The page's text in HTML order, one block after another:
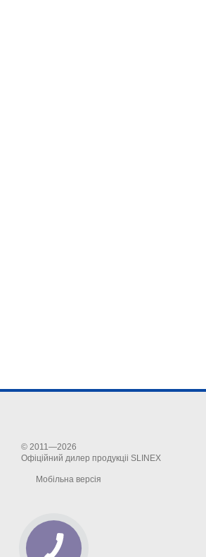
© 2011—2026
Офіційний дилер продукціі SLINEX
Мобільна версія